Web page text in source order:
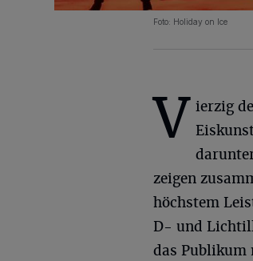
Foto: Holiday on Ice
V ierzig
zeigen
höchstem
D- und
das Publikum